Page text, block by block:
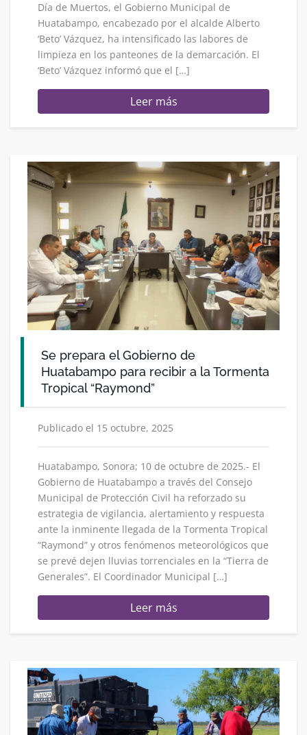
Día de Muertos, el Gobierno Municipal de
Huatabampo, encabezado por el alcalde Alberto
‘Beto’ Vázquez, ha intensificado las labores de
limpieza en los panteones de la demarcación. El
‘Beto’ Vázquez informó que el […]
Leer más
Se prepara el Gobierno de
Huatabampo para recibir a la Tormenta
Tropical “Raymond”
Publicado el 15 octubre, 2025
Huatabampo, Sonora; 10 de octubre de 2025.- El
Gobierno de Huatabampo a través del Consejo
Municipal de Protección Civil ha reforzado su
estrategia de vigilancia, alertamiento y respuesta
ante la inminente llegada de la Tormenta Tropical
“Raymond” y otros fenómenos meteorológicos que
se prevé dejen lluvias torrenciales en la “Tierra de
Generales”. El Coordinador Municipal […]
Leer más